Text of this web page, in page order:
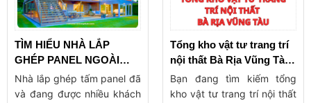
để tìm ra giải pháp làm
vách ngăn phòng phù hợp
nhẩt cho ngôi nhà của
mình nhé!
tinh tế, hiện đại và đẳng
cấp.
TÌM HIỂU NHÀ LẮP
GHÉP PANEL NGOÀI
TRỜI
Nhà lắp ghép tấm panel đã
và đang được nhiều khách
Tổng kho vật tư trang trí
nội thất Bà Rịa Vũng Tàu
– Uy tín, đa dạng, giá tận
gốc
Bạn đang tìm kiếm tổng
kho vật tư trang trí nội thất